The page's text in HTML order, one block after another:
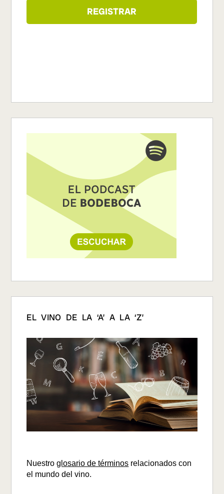
EL VINO DE LA ‘A’ A LA ‘Z’
Nuestroglosario de términos relacionados con
el mundo del vino.